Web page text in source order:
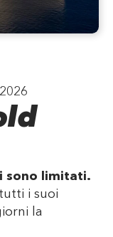
sono limitati.
i suoi
la